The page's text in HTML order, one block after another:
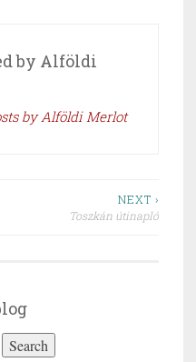
by Alföldi
by Alföldi Merlot
NEXT ›
Toszkán útinapló